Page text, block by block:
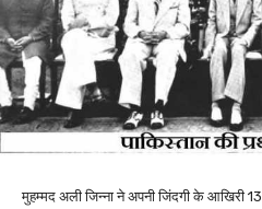
मुहम्मद अली जिन्ना ने अपनी जिंदगी के आखिरी